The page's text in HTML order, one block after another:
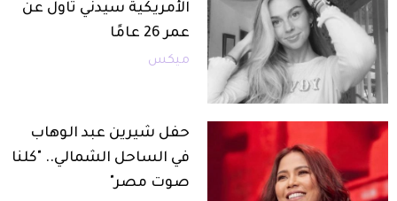
الأمريكية سيدني تاول عن
عمر 26 عامًا
ميكس
حفل شيرين عبد الوهاب
في الساحل الشمالي.. "كلنا
صوت مصر"